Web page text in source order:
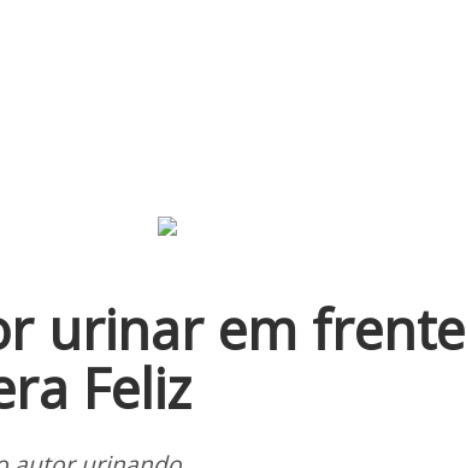
urinar em frente
Feliz